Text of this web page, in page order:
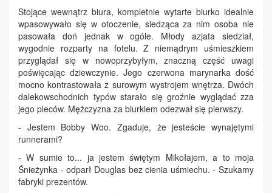
Stojące wewnątrz biura, kompletnie wytarte biurko idealnie
wpasowywało się w otoczenie, siedząca za nim osoba nie
pasowała doń jednak w ogóle. Młody azjata siedział,
wygodnie rozparty na fotelu. Z niemądrym uśmieszkiem
przyglądał się w nowoprzybyłym, znaczną część uwagi
poświęcając dziewczynie. Jego czerwona marynarka dość
mocno kontrastowała z surowym wystrojem wnętrza. Dwóch
dalekowschodnich typów starało się groźnie wyglądać zza
jego pleców. Mężczyzna za biurkiem odezwał się pierwszy.
- Jestem Bobby Woo. Zgaduje, że jesteście wynajętymi
runnerami?
- W sumie to... ja jestem świętym Mikołajem, a to moja
Śnieżynka - odparł Douglas bez cienia uśmiechu. - Szukamy
fabryki prezentów.